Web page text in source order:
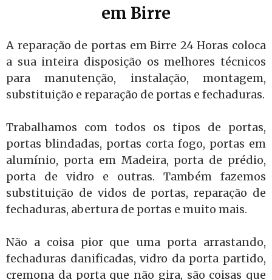
em Birre
A reparação de portas em Birre 24 Horas coloca
a sua inteira disposição os melhores técnicos
para manutenção, instalação, montagem,
substituição e reparação de portas e fechaduras.
Trabalhamos com todos os tipos de portas,
portas blindadas, portas corta fogo, portas em
alumínio, porta em Madeira, porta de prédio,
porta de vidro e outras. Também fazemos
substituição de vidos de portas, reparação de
fechaduras, abertura de portas e muito mais.
Não a coisa pior que uma porta arrastando,
fechaduras danificadas, vidro da porta partido,
cremona da porta que não gira, são coisas que